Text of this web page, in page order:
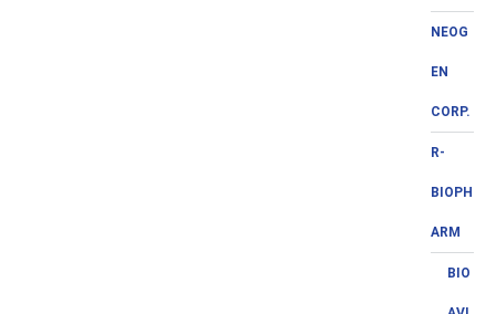
NEOG
EN
CORP.
R-
BIOPH
ARM
BIO